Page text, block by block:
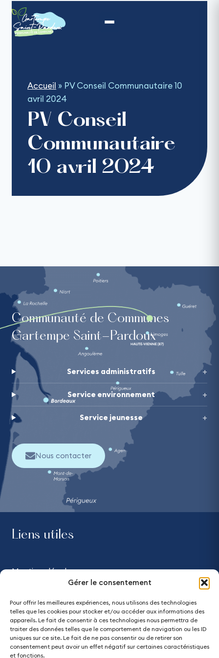
Gérer le consentement
Pour offrir les meilleures expériences, nous utilisons des technologies
telles que les cookies pour stocker et/ou accéder aux informations des
appareils. Le fait de consentir à ces technologies nous permettra de
traiter des données telles que le comportement de navigation ou les ID
uniques sur ce site. Le fait de ne pas consentir ou de retirer son
consentement peut avoir un effet négatif sur certaines caractéristiques
et fonctions.
contenu
Accueil » PV Conseil Communautaire 10
avril 2024
PV Conseil
Communautaire
10 avril 2024
Communauté de Communes
Gartempe Saint-Pardoux
Services administratifs
Service environnement
Service jeunesse
Nous contacter
Liens utiles
Mentions légales
Accessibilité - partiellement conforme
Plan du site